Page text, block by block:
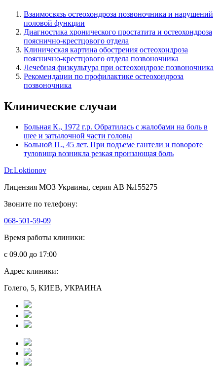
Взаимосвязь остеохондроза позвоночника и нарушений
половой функции
Диагностика хронического простатита и остеохондроза
пояснично-крестцового отдела
Клиническая картина обострения остеохондроза
пояснично-крестцового отдела позвоночника
Лечебная физкультура при остеохондрозе позвоночника
Рекомендации по профилактике остеохондроза
позвоночника
Клинические случаи
Больная К., 1972 г.р. Обратилась с жалобами на боль в
шее и затылочной части головы
Больной П., 45 лет. При подъеме гантели и повороте
туловища возникла резкая пронзающая боль
Dr.Loktionov
Лицензия МОЗ Украины, серия АВ №155275
Звоните по телефону:
068-501-59-09
Время работы клиники:
с 09.00 до 17:00
Адрес клиники:
Голего, 5, КИЕВ, УКРАИНА